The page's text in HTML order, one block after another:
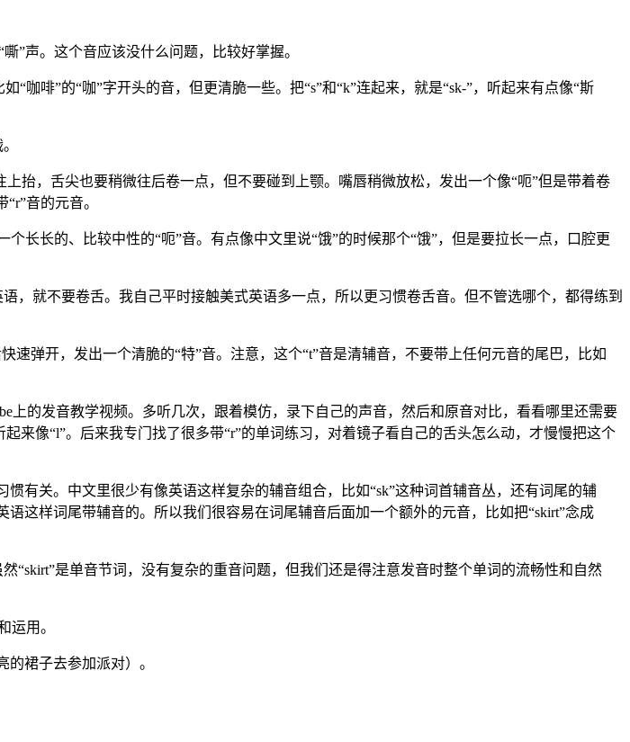
”声。这个音应该没什么问题，比较好掌握。
咖啡”的“咖”字开头的音，但更清脆一些。把“s”和“k”连起来，就是“sk-”，听起来有点像“斯
抬，舌尖也要稍微往后卷一点，但不要碰到上颚。嘴唇稍微放松，发出一个像“呃”但是带着卷
音的元音。
长长的、比较中性的“呃”音。有点像中文里说“饿”的时候那个“饿”，但是要拉长一点，口腔更
就不要卷舌。我自己平时接触美式英语多一点，所以更习惯卷舌音。但不管选哪个，都得练到
弹开，发出一个清脆的“特”音。注意，这个“t”音是清辅音，不要带上任何元音的尾巴，比如
上的发音教学视频。多听几次，跟着模仿，录下自己的声音，然后和原音对比，看看哪里还需要
来像“l”。后来我专门找了很多带“r”的单词练习，对着镜子看自己的舌头怎么动，才慢慢把这个
有关。中文里很少有像英语这样复杂的辅音组合，比如“sk”这种词首辅音丛，还有词尾的辅
这样词尾带辅音的。所以我们很容易在词尾辅音后面加一个额外的元音，比如把“skirt”念成
是单音节词，没有复杂的重音问题，但我们还是得注意发音时整个单词的流畅性和自然
运用。
的裙子去参加派对）。